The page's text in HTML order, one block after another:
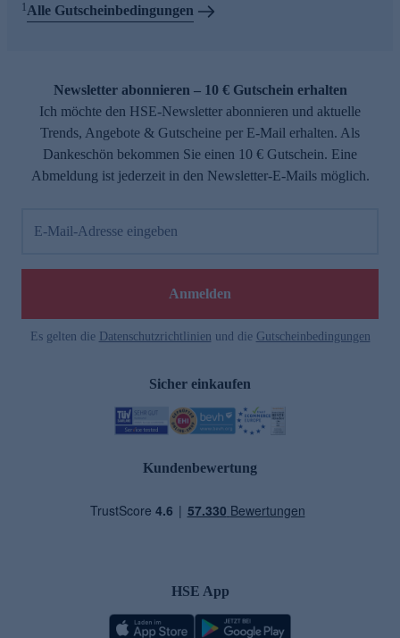
1Alle Gutscheinbedingungen
Newsletter abonnieren – 10 € Gutschein erhalten
Ich möchte den HSE-Newsletter abonnieren und aktuelle
Trends, Angebote & Gutscheine per E-Mail erhalten. Als
Dankeschön bekommen Sie einen 10 € Gutschein. Eine
Abmeldung ist jederzeit in den Newsletter-E-Mails möglich.
E-Mail-Adresse eingeben
Anmelden
Es gelten die Datenschutzrichtlinien und die Gutscheinbedingungen
Sicher einkaufen
Kundenbewertung
HSE App